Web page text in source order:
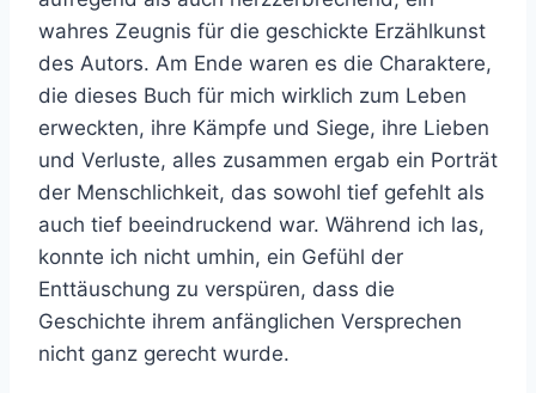
wahres Zeugnis für die geschickte Erzählkunst
des Autors. Am Ende waren es die Charaktere,
die dieses Buch für mich wirklich zum Leben
erweckten, ihre Kämpfe und Siege, ihre Lieben
und Verluste, alles zusammen ergab ein Porträt
der Menschlichkeit, das sowohl tief gefehlt als
auch tief beeindruckend war. Während ich las,
konnte ich nicht umhin, ein Gefühl der
Enttäuschung zu verspüren, dass die
Geschichte ihrem anfänglichen Versprechen
nicht ganz gerecht wurde.